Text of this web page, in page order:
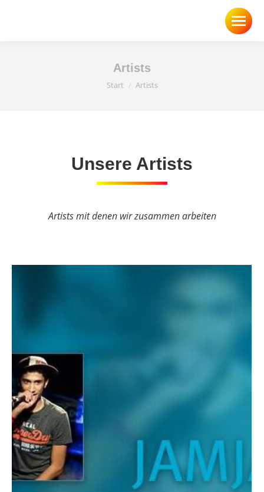
Artists
Sie befinden sich hier:
Start Artists
Unsere Artists
Artists mit denen wir zusammen arbeiten